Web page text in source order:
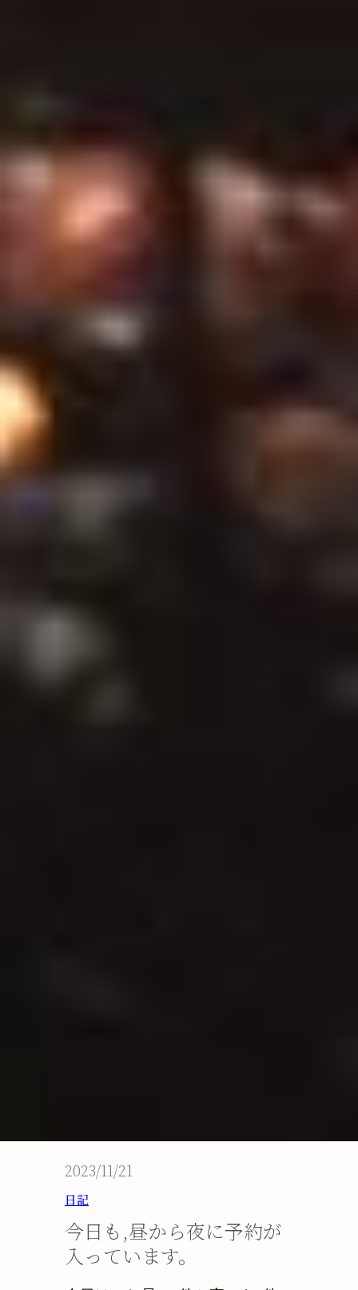
2023/11/21
日記
今日も,昼から夜に予約が
入っています。